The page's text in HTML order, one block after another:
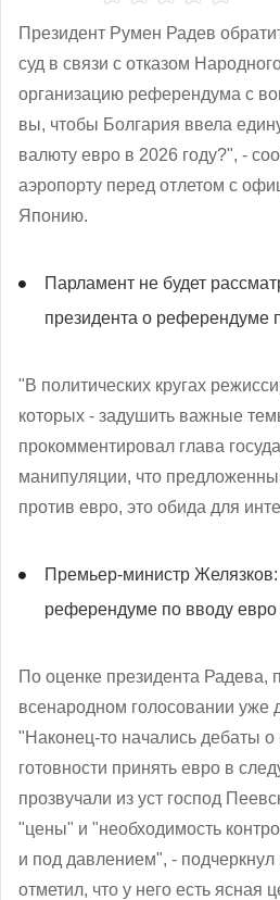
Президент Румен Радев
суд в связи с отказом
организацию референдума с
вы, чтобы Болгария ввела
валюту евро в 2026 году?", -
аэропорту перед отлетом с
Японию.
Парламент не будет
президента о референдуме
"В политических кругах
которых - задушить важные
прокомментировал глава
манипуляции, что
против евро, это обида для
Премьер-министр
референдуме по вводу евро
По оценке президента Радева,
всенародном голосовании уже
"Наконец-то начались дебаты
готовности принять евро в
прозвучали из уст господ
"цены" и "необходимость
и под давлением", - подчеркнул
отметил, что у него есть ясная